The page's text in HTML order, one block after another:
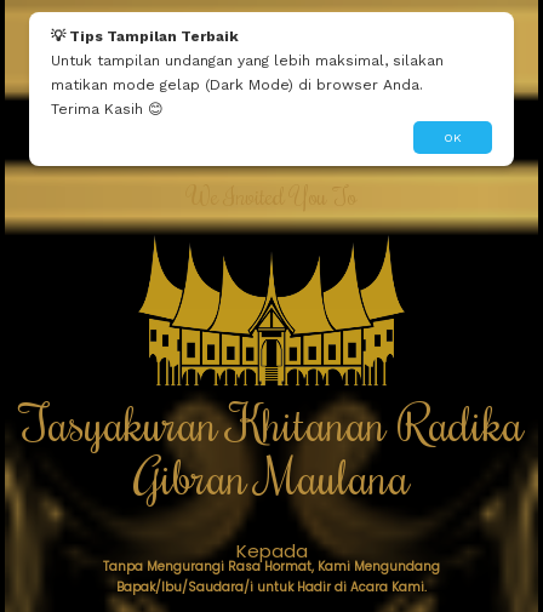
💡 Tips Tampilan Terbaik
Untuk tampilan undangan yang lebih maksimal, silakan
matikan mode gelap (Dark Mode) di browser Anda.
Terima Kasih 😊
OK
We Invited You To
Tasyakuran Khitanan Radika
Gibran Maulana
Kepada
Tanpa Mengurangi Rasa Hormat, Kami Mengundang
Bapak/Ibu/Saudara/i untuk Hadir di Acara Kami.
Tasyakuran Khitanan Radika
Gibran Maulana